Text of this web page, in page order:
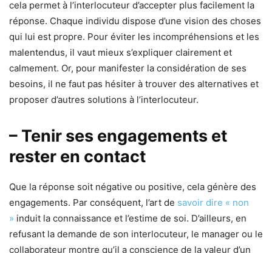
cela permet à l’interlocuteur d’accepter plus facilement la
réponse. Chaque individu dispose d’une vision des choses
qui lui est propre. Pour éviter les incompréhensions et les
malentendus, il vaut mieux s’expliquer clairement et
calmement. Or, pour manifester la considération de ses
besoins, il ne faut pas hésiter à trouver des alternatives et
proposer d’autres solutions à l’interlocuteur.
– Tenir ses engagements et
rester en contact
Que la réponse soit négative ou positive, cela génère des
engagements. Par conséquent, l’art de savoir dire « non
» induit la connaissance et l’estime de soi. D’ailleurs, en
refusant la demande de son interlocuteur, le manager ou le
collaborateur montre qu’il a conscience de la valeur d’un